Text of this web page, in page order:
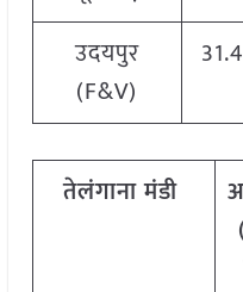
उदयपुर
(F&V)
31.4
तेलंगानामंडी